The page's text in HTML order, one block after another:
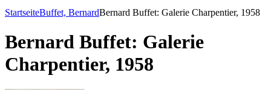
StartseiteBuffet, BernardBernard Buffet: Galerie Charpentier, 1958
Bernard Buffet: Galerie
Charpentier, 1958